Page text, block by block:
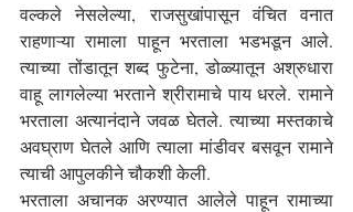
वल्कले नेसलेल्या, राजसुखांपासून वंचित वनात
राहणाऱ्या रामाला पाहून भरताला भडभडून आले.
त्याच्या तोंडातून शब्द फुटेना, डोळ्यातून अश्रुधारा
वाहू लागलेल्या भरताने श्रीरामाचे पाय धरले. रामाने
भरताला अत्यानंदाने जवळ घेतले. त्याच्या मस्तकाचे
अवघ्राण घेतले आणि त्याला मांडीवर बसवून रामाने
त्याची आपुलकीने चौकशी केली.
भरताला अचानक अरण्यात आलेले पाहून रामाच्या